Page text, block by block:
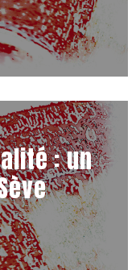
: un